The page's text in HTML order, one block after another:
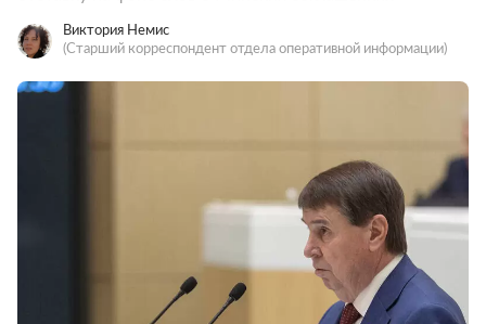
Виктория Немис
(Старший корреспондент отдела оперативной информации)